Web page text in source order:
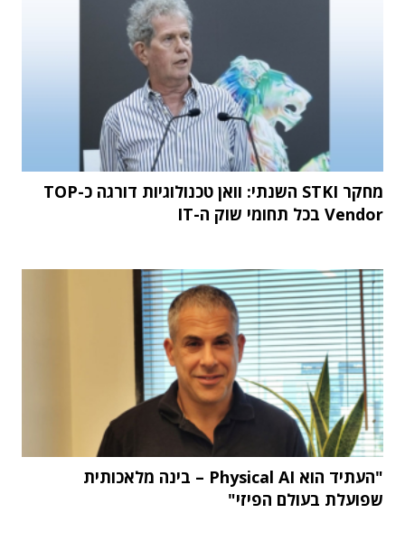
מחקר STKI השנתי: וואן טכנולוגיות דורגה כ-TOP
Vendor בכל תחומי שוק ה-IT
"העתיד הוא Physical AI – בינה מלאכותית
שפועלת בעולם הפיזי"